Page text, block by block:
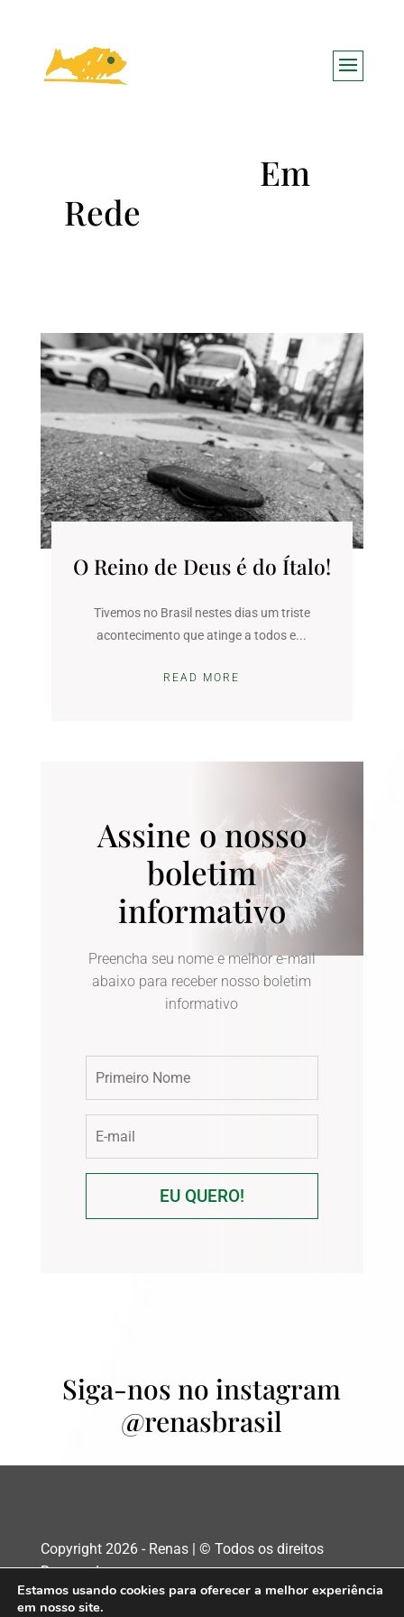
O Reino de Deus é do Ítalo!
Tivemos no Brasil nestes dias um triste
acontecimento que atinge a todos e...
READ MORE
Assine o nosso
boletim
informativo
Preencha seu nome e melhor e-mail
abaixo para receber nosso boletim
informativo
EU QUERO!
Siga-nos no instagram
@renasbrasil
Copyright 2026 - Renas | © Todos os direitos
Reservados
Estamos usando cookies para oferecer a melhor experiência
em nosso site.